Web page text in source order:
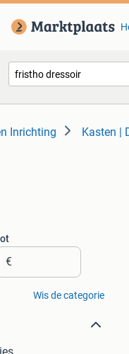
Inrichting Kasten |
€
Wis de categorie